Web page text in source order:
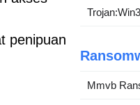
penipuan
Mmvb